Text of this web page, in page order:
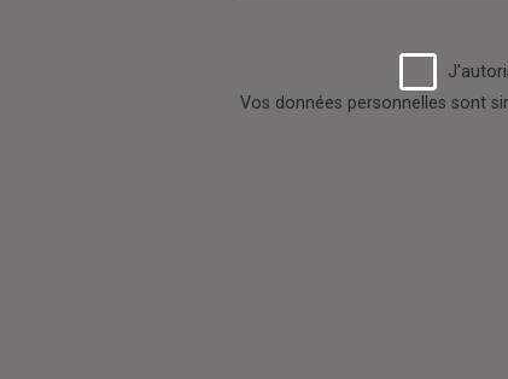
Vos données personnelles sont